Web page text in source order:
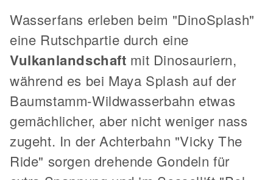
Wasserfans erleben beim "DinoSplash"
eine Rutschpartie durch eine
Vulkanlandschaft mit Dinosauriern,
während es bei Maya Splash auf der
Baumstamm-Wildwasserbahn etwas
gemächlicher, aber nicht weniger nass
zugeht. In der Achterbahn "Vicky The
Ride" sorgen drehende Gondeln für